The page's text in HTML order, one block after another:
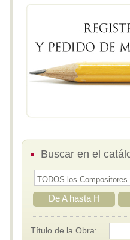
Buscar en el
De A hasta H
Título de la Obra: